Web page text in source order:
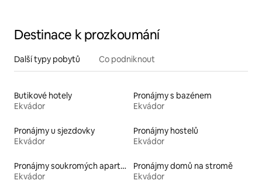
Destinace k prozkoumání
Další typy pobytů Co podniknout
Butikové hotely
Ekvádor
Pronájmy s bazénem
Ekvádor
Pronájmy u sjezdovky
Ekvádor
Pronájmy hostelů
Ekvádor
Pronájmy soukromých apartmánů
Ekvádor
Pronájmy domů na stromě
Ekvádor